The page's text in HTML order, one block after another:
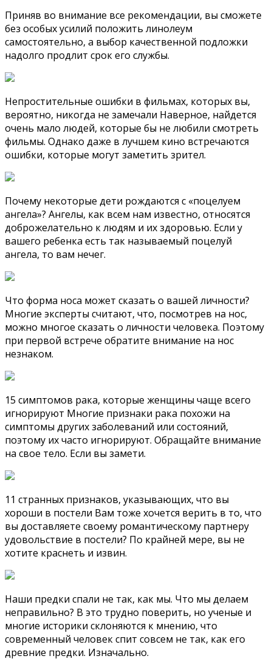
Приняв во внимание все рекомендации, вы сможете
без особых усилий положить линолеум
самостоятельно, а выбор качественной подложки
надолго продлит срок его службы.
Непростительные ошибки в фильмах, которых вы,
вероятно, никогда не замечали Наверное, найдется
очень мало людей, которые бы не любили смотреть
фильмы. Однако даже в лучшем кино встречаются
ошибки, которые могут заметить зрител.
Почему некоторые дети рождаются с «поцелуем
ангела»? Ангелы, как всем нам известно, относятся
доброжелательно к людям и их здоровью. Если у
вашего ребенка есть так называемый поцелуй
ангела, то вам нечег.
Что форма носа может сказать о вашей личности?
Многие эксперты считают, что, посмотрев на нос,
можно многое сказать о личности человека. Поэтому
при первой встрече обратите внимание на нос
незнаком.
15 симптомов рака, которые женщины чаще всего
игнорируют Многие признаки рака похожи на
симптомы других заболеваний или состояний,
поэтому их часто игнорируют. Обращайте внимание
на свое тело. Если вы замети.
11 странных признаков, указывающих, что вы
хороши в постели Вам тоже хочется верить в то, что
вы доставляете своему романтическому партнеру
удовольствие в постели? По крайней мере, вы не
хотите краснеть и извин.
Наши предки спали не так, как мы. Что мы делаем
неправильно? В это трудно поверить, но ученые и
многие историки склоняются к мнению, что
современный человек спит совсем не так, как его
древние предки. Изначально.